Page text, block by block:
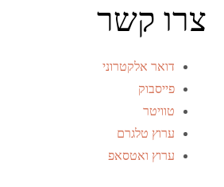
צרו קשר
דואר אלקטרוני
פייסבוק
טוויטר
ערוץ טלגרם
ערוץ ואטסאפ